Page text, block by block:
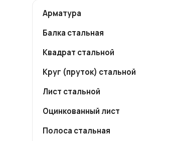
Арматура
Балка стальная
Квадрат стальной
Круг (пруток) стальной
Лист стальной
Оцинкованный лист
Полоса стальная